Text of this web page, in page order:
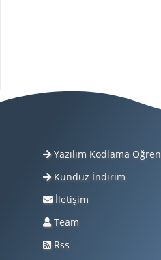
Yazılım Kodlama Öğren
Kunduz İndirim
İletişim
Team
Rss